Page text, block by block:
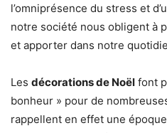
l’omniprésence du stress et
notre société nous obligent à
et apporter dans notre
Les décorations de Noël font
bonheur » pour de
rappellent en effet une